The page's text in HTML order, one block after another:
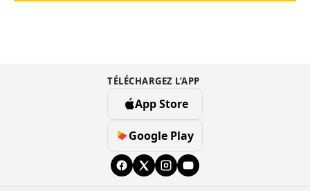
TÉLÉCHARGEZ L’APP
App Store
Google Play